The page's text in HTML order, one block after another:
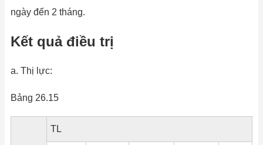
ngày đến 2 tháng.
Kết quả điều trị
a. Thị lực:
Bảng 26.15
TL